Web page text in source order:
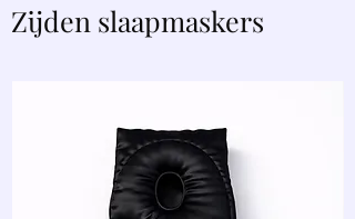
Zijden slaapmaskers